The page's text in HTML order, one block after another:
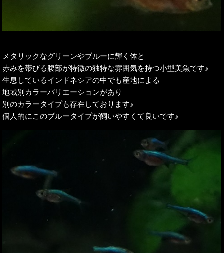
メタリックなグリーンやブルーに輝く体と
赤みを帯びる腹部が特徴の独特な雰囲気を持つ小型美魚です♪
生息しているインドネシアの中でも産地による
地域別カラーバリエーションがあり
別のカラータイプも存在しております♪
個人的にこのブルータイプが飼いやすくて良いです♪